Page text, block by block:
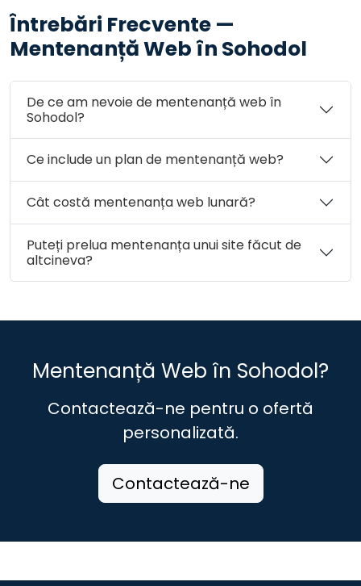
Întrebări Frecvente —
Mentenanță Web în Sohodol
De ce am nevoie de mentenanță web în
Sohodol?
Ce include un plan de mentenanță web?
Cât costă mentenanța web lunară?
Puteți prelua mentenanța unui site făcut de
altcineva?
Mentenanță Web în Sohodol?
Contactează-ne pentru o ofertă
personalizată.
Contactează-ne